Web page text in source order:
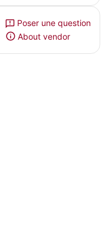
Poser une question
About vendor